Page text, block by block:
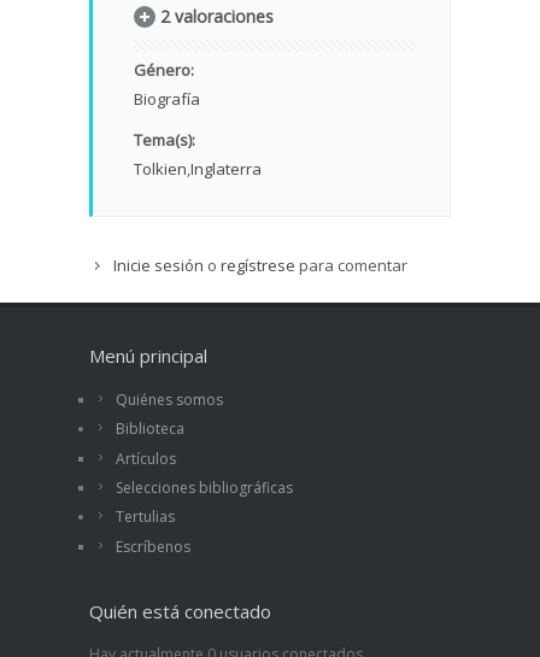
2 valoraciones
Género:
Biografía
Tema(s):
Tolkien Inglaterra
Inicie sesión o regístrese para comentar
Menú principal
Quiénes somos
Biblioteca
Artículos
Selecciones bibliográficas
Tertulias
Escríbenos
Quién está conectado